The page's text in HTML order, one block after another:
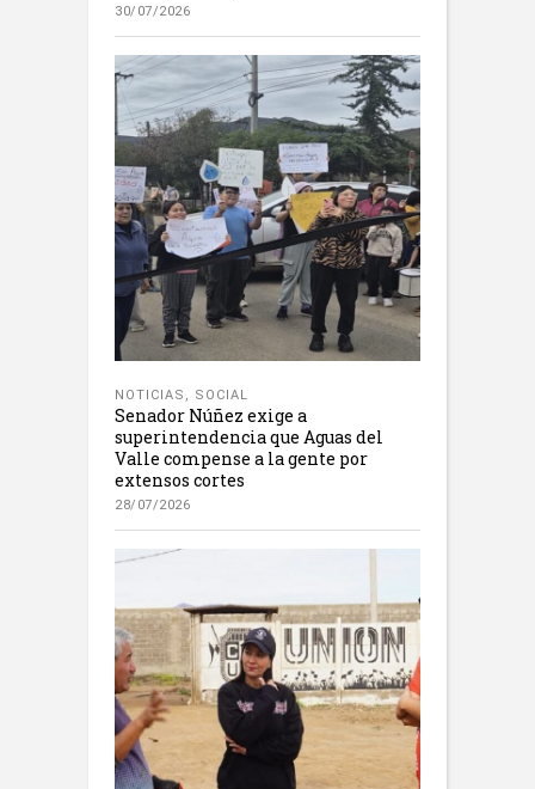
30/07/2026
NOTICIAS , SOCIAL
Senador Núñez exige a
superintendencia que Aguas del
Valle compense a la gente por
extensos cortes
28/07/2026